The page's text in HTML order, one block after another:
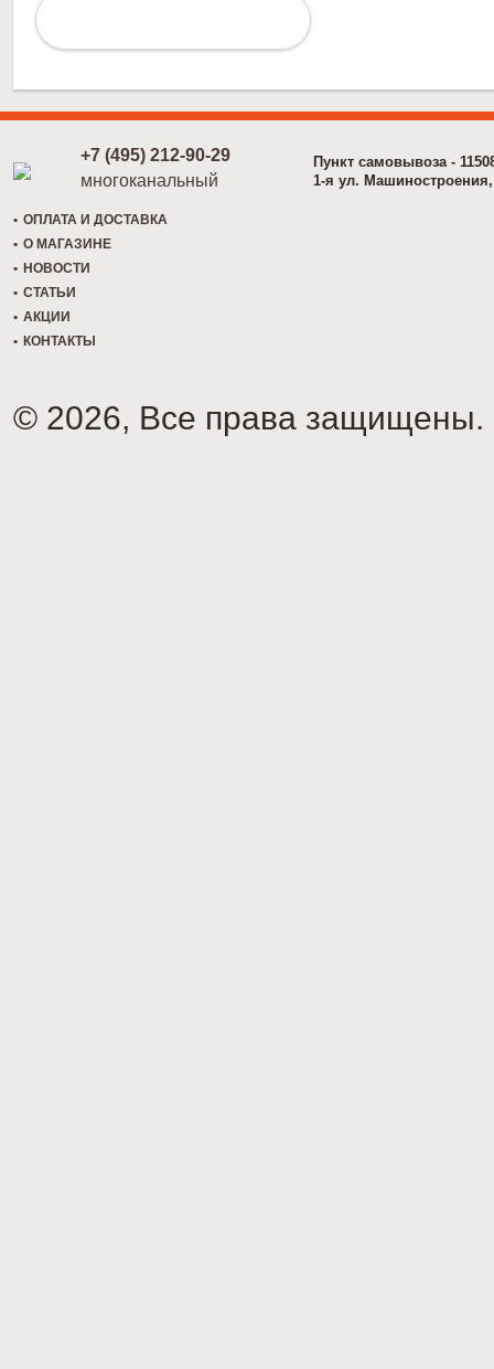
+7 (495) 212-90-29
многоканальный
Пункт самовывоза -
1-я ул.
ОПЛАТА И ДОСТАВКА
О МАГАЗИНЕ
НОВОСТИ
СТАТЬИ
АКЦИИ
КОНТАКТЫ
© 2026, Все права защищены.